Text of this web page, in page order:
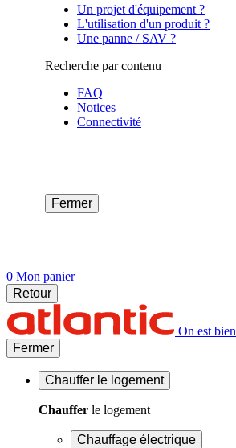
Un projet d'équipement ?
L'utilisation d'un produit ?
Une panne / SAV ?
Recherche par contenu
FAQ
Notices
Connectivité
Fermer
0 Mon panier
Retour
On est
Fermer
Chauffer le logement
Chauffer le logement
Chauffage électrique